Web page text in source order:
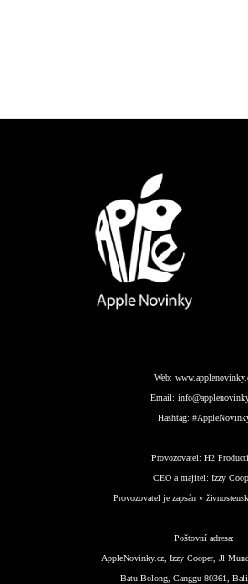
Web:
Email:
Hashtag:
Provozovatel: H2
CEO a majitel: Izzy
Provozovatel je zapsán v
Poštovní adresa:
AppleNovinky.cz, Izzy Cooper, Jl
Batu Bolong, Canggu 80361,